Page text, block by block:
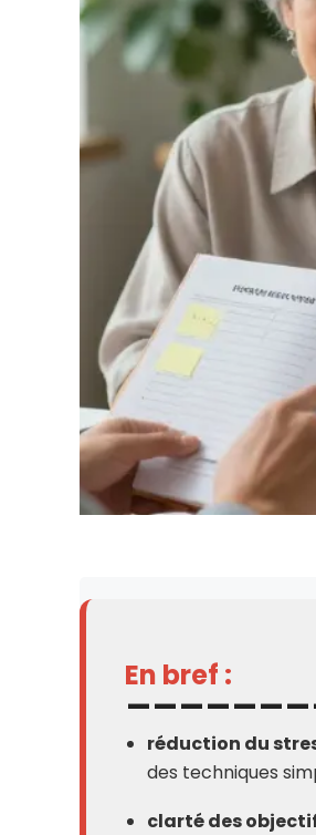
En bref :
réduction du
des techniques
clarté des